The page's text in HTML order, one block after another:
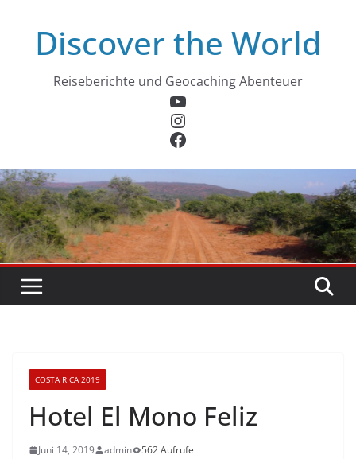
springenDiscover the World
Reiseberichte und Geocaching Abenteuer
YouTube
Instagram
Facebook
COSTA RICA 2019
Hotel El Mono Feliz
Juni 14, 2019 admin 562 Aufrufe